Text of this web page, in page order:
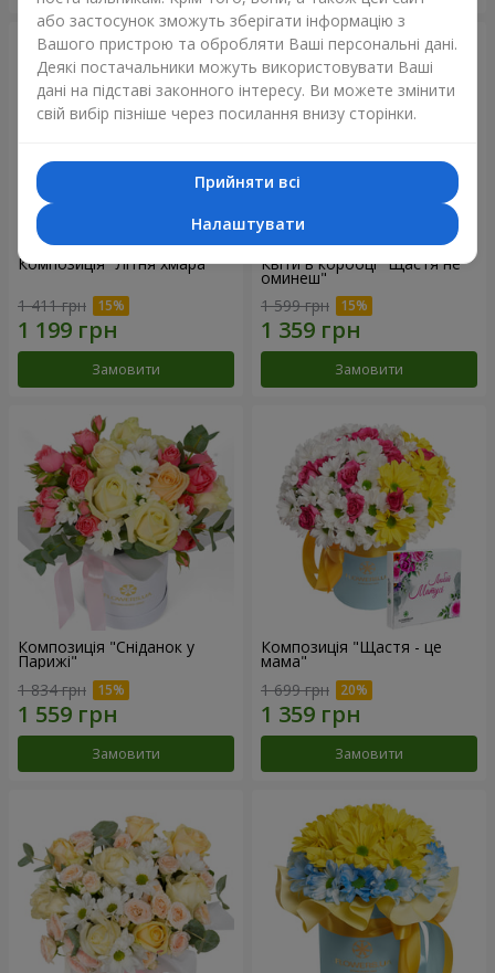
Композиція "Літня хмара"
1 411 грн
Замовити
Квіти в коробці "Щастя не
оминеш"
1 599 грн
Замовити
Композиція "Сніданок у
Парижі"
1 834 грн
Замовити
Композиція "Щастя - це
мама"
1 699 грн
Замовити
або застосунок зможуть зберігати інформацію з
Вашого пристрою та обробляти Ваші персональні дані.
Деякі постачальники можуть використовувати Ваші
дані на підставі законного інтересу. Ви можете змінити
свій вибір пізніше через посилання внизу сторінки.
Прийняти всі
Налаштувати